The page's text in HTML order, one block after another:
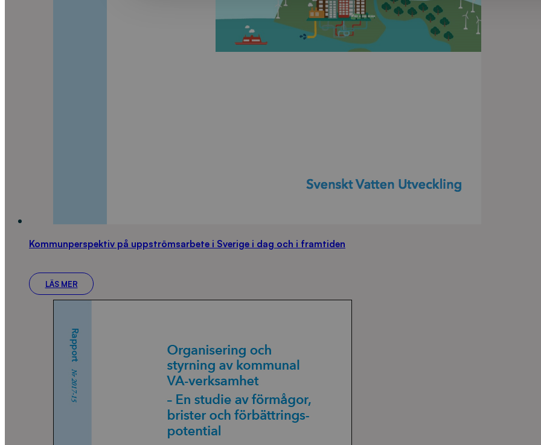
Kommunperspektiv på uppströmsarbete i Sverige i dag och i framtiden
LÄS MER